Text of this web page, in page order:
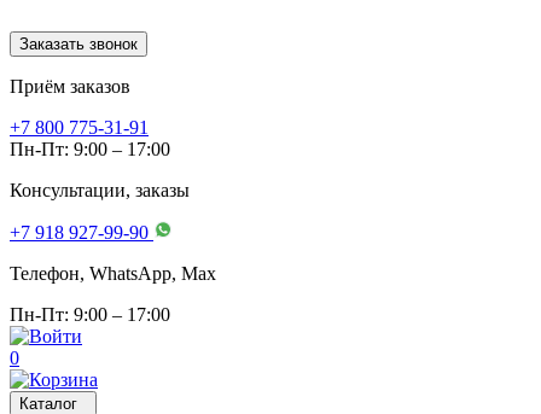
Заказать звонок
Приём заказов
+7 800 775-31-91
Пн-Пт: 9:00 – 17:00
Консультации, заказы
+7 918 927-99-90
Телефон, WhatsApp, Мах
Пн-Пт: 9:00 – 17:00
0
Каталог